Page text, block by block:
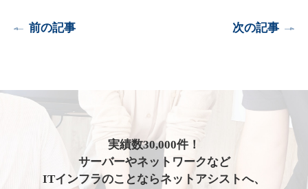
前の記事 次の記事
実績数30,000件！
サーバーやネットワークなど
ITインフラのことならネットアシストへ、